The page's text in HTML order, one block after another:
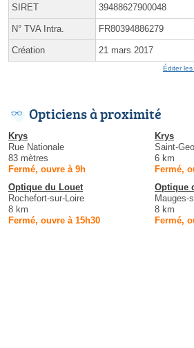
SIRET 39488627900048
N° TVA Intra. FR80394886279
Création 21 mars 2017
Éditer
Opticiens à proximité
Krys
Rue Nationale
83 mètres
Fermé, ouvre à 9h
Krys
Saint-
6 km
Fermé,
Optique du Louet
Rochefort-sur-Loire
8 km
Fermé, ouvre à 15h30
Optique
Mauges-
8 km
Fermé,